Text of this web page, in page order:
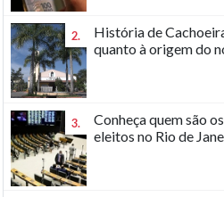
2.
História de
quanto à origem do
3.
Conheça quem são
eleitos no Rio de